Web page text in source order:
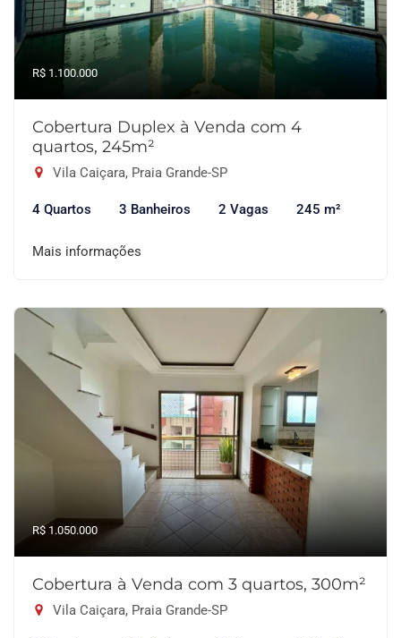
R$ 1.100.000
Cobertura Duplex à Venda com 4
quartos, 245m²
Vila Caiçara, Praia Grande-SP
4 Quartos 3 Banheiros 2 Vagas 245 m²
Mais informações
R$ 1.050.000
Cobertura à Venda com 3 quartos, 300m²
Vila Caiçara, Praia Grande-SP